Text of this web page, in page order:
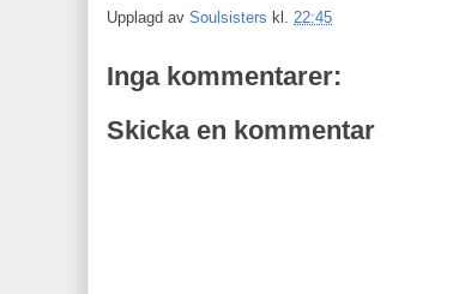
Upplagd av Soulsisters kl. 22:45
Inga kommentarer:
Skicka en kommentar